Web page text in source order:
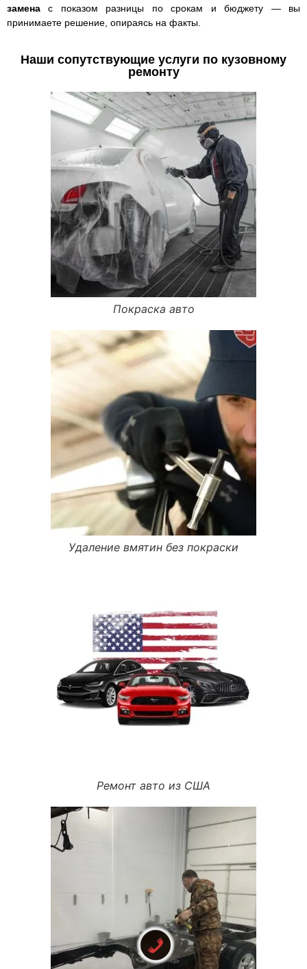
замена с показом разницы по срокам и бюджету — вы
принимаете решение, опираясь на факты.
Наши сопутствующие услуги по кузовному
ремонту
Покраска авто
Удаление вмятин без покраски
Ремонт авто из США